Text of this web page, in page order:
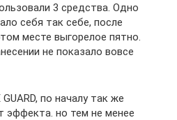
3 средства. Одно
себя так себе, после
месте выгорелое пятно.
не показало вовсе
по началу так же
но тем не менее